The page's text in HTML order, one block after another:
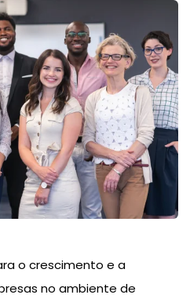
o crescimento e a
no ambiente de